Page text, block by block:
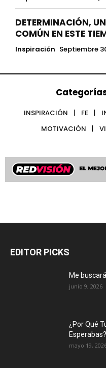
DETERMINACIÓN,
COMÚN EN ESTE
Inspiración Septiembre
INSPIRACIÓN FE
MOTIVACIÓN
EDITOR PICKS
Me
junio 9, 2026
¿Por Qué
Esperabas?
mayo 19,